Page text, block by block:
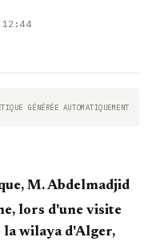
GÉNÉRÉE AUTOMATIQUEMENT
M. Abdelmadjid
lors d'une visite
la wilaya d'Alger,